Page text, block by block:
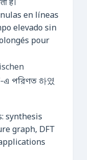
है।
en líneas
elevado sin
pour
পরিণত 하였